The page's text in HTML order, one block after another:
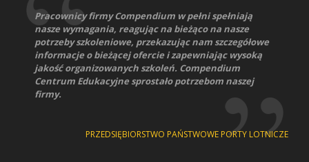
Pracownicy firmy Compendium w pełni spełniają
nasze wymagania, reagując na bieżąco na nasze
potrzeby szkoleniowe, przekazując nam szczegółowe
informacje o bieżącej ofercie i zapewniając wysoką
jakość organizowanych szkoleń. Compendium
Centrum Edukacyjne sprostało potrzebom naszej
firmy.
PRZEDSIĘBIORSTWO PAŃSTWOWE PORTY LOTNICZE